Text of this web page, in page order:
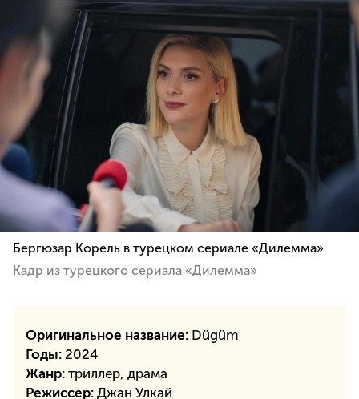
Бергюзар Корель в турецком сериале «Дилемма»
Кадр из турецкого сериала «Дилемма»
Оригинальное название: Dügüm
Годы: 2024
Жанр: триллер, драма
Режиссер: Джан Улкай